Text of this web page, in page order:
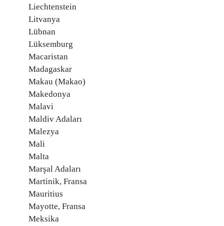
Liechtenstein
Litvanya
Lübnan
Lüksemburg
Macaristan
Madagaskar
Makau (Makao)
Makedonya
Malavi
Maldiv Adaları
Malezya
Mali
Malta
Marşal Adaları
Martinik, Fransa
Mauritius
Mayotte, Fransa
Meksika